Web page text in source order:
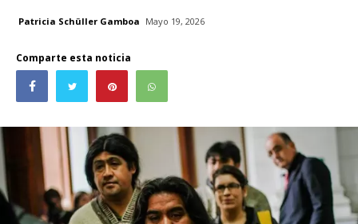
Patricia Schüller Gamboa Mayo 19, 2026
Comparte esta noticia